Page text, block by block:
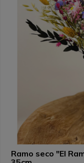
Ramo seco "El